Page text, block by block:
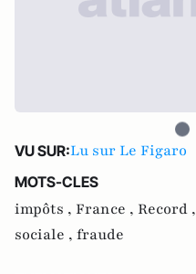
VU SUR:Lu sur Le Figaro
MOTS-CLES
impôts , France , Record ,
sociale , fraude